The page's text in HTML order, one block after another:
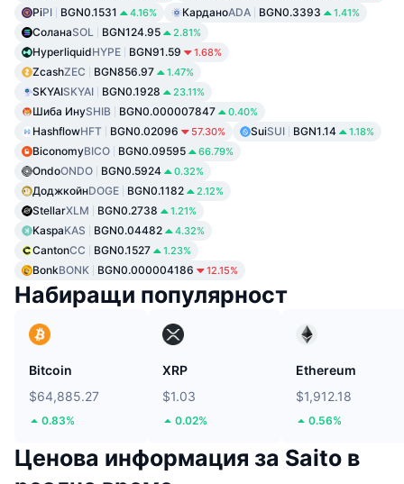
PiPI BGN0.1531 4.16% КарданоADA BGN0.3393 1.41%
СоланаSOL BGN124.95 2.81%
HyperliquidHYPE BGN91.59 1.68%
ZcashZEC BGN856.97 1.47%
SKYAISKYAI BGN0.1928 23.11%
Шиба ИнуSHIB BGN0.000007847 0.40%
HashflowHFT BGN0.02096 57.30% SuiSUI BGN1.14 1.18%
BiconomyBICO BGN0.09595 66.79%
OndoONDO BGN0.5924 0.32%
ДоджкойнDOGE BGN0.1182 2.12%
StellarXLM BGN0.2738 1.21%
KaspaKAS BGN0.04482 4.32%
CantonCC BGN0.1527 1.23%
BonkBONK BGN0.000004186 12.15%
Набиращи популярност
Bitcoin
$64,885.27
0.83%
XRP
$1.03
0.02%
Ethereum
$1,912.18
0.56%
Ценова информация за Saito в